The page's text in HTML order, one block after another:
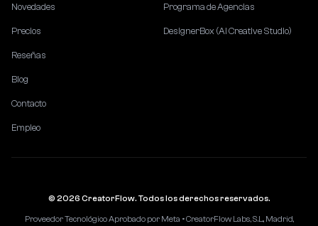
Novedades
Precios
Reseñas
Blog
Contacto
Empleo
Programa de Agencias
DesignerBox (AI Creative Studio)
© 2026 CreatorFlow. Todos los derechos reservados.
Proveedor Tecnológico Aprobado por Meta • CreatorFlow Labs, S.L., Madrid,